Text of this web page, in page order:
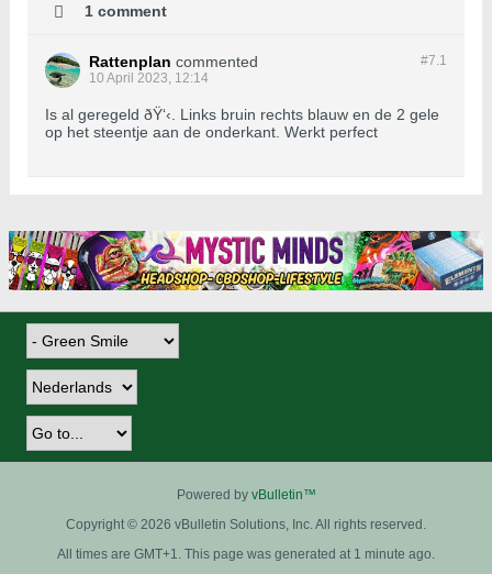
1 comment
#7.1
Rattenplan commented
10 April 2023, 12:14
Is al geregeld ðŸ‘‹. Links bruin rechts blauw en de 2 gele
op het steentje aan de onderkant. Werkt perfect
Powered by vBulletin™
Copyright © 2026 vBulletin Solutions, Inc. All rights reserved.
All times are GMT+1. This page was generated at 1 minute ago.